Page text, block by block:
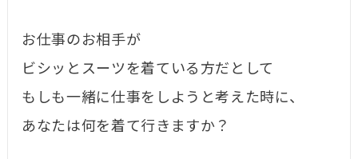
お仕事のお相手が
ビシッとスーツを着ている方だとして
もしも一緒に仕事をしようと考えた時に、
あなたは何を着て行きますか？